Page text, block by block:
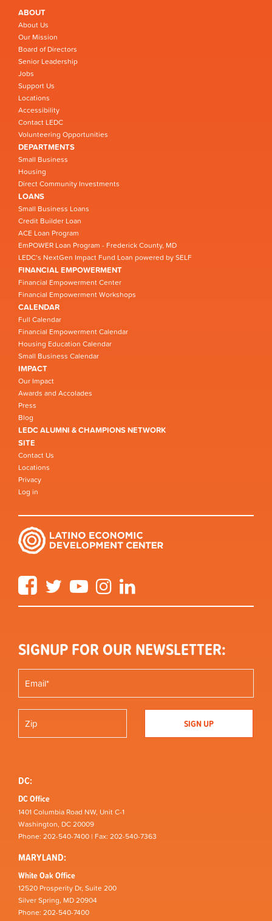
ABOUT
About Us
Our Mission
Board of Directors
Senior Leadership
Jobs
Support Us
Locations
Accessibility
Contact LEDC
Volunteering Opportunities
DEPARTMENTS
Small Business
Housing
Direct Community Investments
LOANS
Small Business Loans
Credit Builder Loan
ACE Loan Program
EmPOWER Loan Program - Frederick County, MD
LEDC’s NextGen Impact Fund Loan powered by SELF
FINANCIAL EMPOWERMENT
Financial Empowerment Center
Financial Empowerment Workshops
CALENDAR
Full Calendar
Financial Empowerment Calendar
Housing Education Calendar
Small Business Calendar
IMPACT
Our Impact
Awards and Accolades
Press
Blog
LEDC ALUMNI & CHAMPIONS NETWORK
SITE
Contact Us
Locations
Privacy
Log in
FacebookTwitter YouTube Instagram
SIGNUP FOR OUR NEWSLETTER:
DC:
DC Office
1401 Columbia Road NW, Unit C-1
Washington, DC 20009
Phone: 202-540-7400 | Fax: 202-540-7363
MARYLAND:
White Oak Office
12520 Prosperity Dr, Suite 200
Silver Spring, MD 20904
Phone: 202-540-7400